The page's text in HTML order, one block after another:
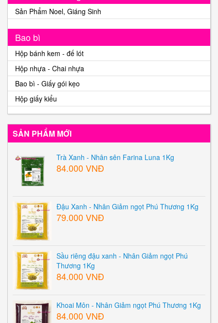
Sản Phẩm Noel, Giáng Sinh
Bao bì
Hộp bánh kem - đế lót
Hộp nhựa - Chai nhựa
Bao bì - Giấy gói kẹo
Hộp giấy kiểu
SẢN PHẨM MỚI
Trà Xanh - Nhân sên Farina Luna 1Kg
84.000 VNĐ
Đậu Xanh - Nhân Giảm ngọt Phú Thương 1Kg
79.000 VNĐ
Sầu riêng đậu xanh - Nhân Giảm ngọt Phú
Thương 1Kg
84.000 VNĐ
Khoai Môn - Nhân Giảm ngọt Phú Thương 1Kg
84.000 VNĐ